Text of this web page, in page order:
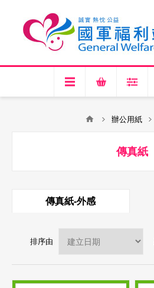
辦公用紙
傳真紙
傳真紙-外感
排序由